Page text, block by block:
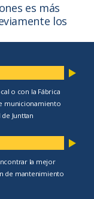
es más
los
o con la Fábrica
municionamiento
Junttan
la mejor
de mantenimiento